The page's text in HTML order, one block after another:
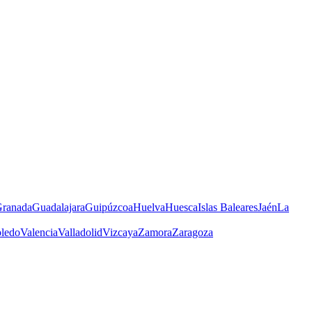
GuadalajaraGuipúzcoaHuelvaHuescaIslas BalearesJaénLa
ValenciaValladolidVizcayaZamoraZaragoza